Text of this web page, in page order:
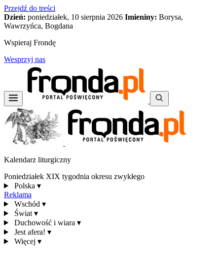
Przejdź do treści
Dzień: poniedziałek, 10 sierpnia 2026 Imieniny: Borysa,
Wawrzyńca, Bogdana
Wspieraj Frondę
Wesprzyj nas
Kalendarz liturgiczny
Poniedziałek XIX tygodnia okresu zwykłego
Polska ▾
Reklama
Wschód ▾
Świat ▾
Duchowość i wiara ▾
Jest afera! ▾
Więcej ▾